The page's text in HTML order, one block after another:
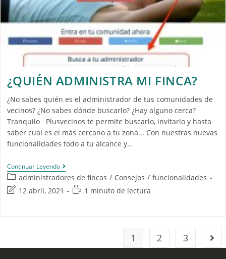
¿QUIÉN ADMINISTRA MI FINCA?
¿No sabes quién es el administrador de tus comunidades de
vecinos? ¿No sabes dónde buscarlo? ¿Hay alguno cerca?
Tranquilo Plusvecinos te permite buscarlo, invitarlo y hasta
saber cual es el más cercano a tu zona... Con nuestras nuevas
funcionalidades todo a tu alcance y…
Continuar Leyendo
administradores de fincas / Consejos / funcionalidades
12 abril, 2021
1 minuto de lectura
1 2 3